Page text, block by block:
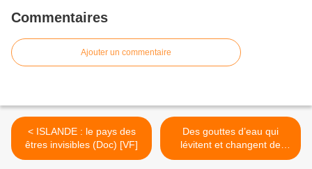
Commentaires
Ajouter un commentaire
< ISLANDE : le pays des
êtres invisibles (Doc) [VF]
Des gouttes d’eau qui
lévitent et changent de
forme sous l'effet